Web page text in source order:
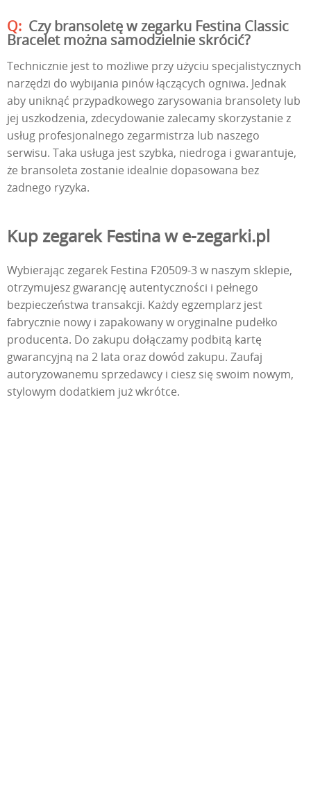
Czy bransoletę w zegarku Festina Classic
Bracelet można samodzielnie skrócić?
Technicznie jest to możliwe przy użyciu specjalistycznych
narzędzi do wybijania pinów łączących ogniwa. Jednak
aby uniknąć przypadkowego zarysowania bransolety lub
jej uszkodzenia, zdecydowanie zalecamy skorzystanie z
usług profesjonalnego zegarmistrza lub naszego
serwisu. Taka usługa jest szybka, niedroga i gwarantuje,
że bransoleta zostanie idealnie dopasowana bez
żadnego ryzyka.
Kup zegarek Festina w e-zegarki.pl
Wybierając zegarek Festina F20509-3 w naszym sklepie,
otrzymujesz gwarancję autentyczności i pełnego
bezpieczeństwa transakcji. Każdy egzemplarz jest
fabrycznie nowy i zapakowany w oryginalne pudełko
producenta. Do zakupu dołączamy podbitą kartę
gwarancyjną na 2 lata oraz dowód zakupu. Zaufaj
autoryzowanemu sprzedawcy i ciesz się swoim nowym,
stylowym dodatkiem już wkrótce.